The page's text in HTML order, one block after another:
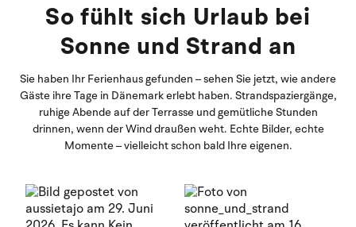
So fühlt sich Urlaub bei
Sonne und Strand an
Sie haben Ihr Ferienhaus gefunden – sehen Sie jetzt, wie andere
Gäste ihre Tage in Dänemark erlebt haben. Strandspaziergänge,
ruhige Abende auf der Terrasse und gemütliche Stunden
drinnen, wenn der Wind draußen weht. Echte Bilder, echte
Momente – vielleicht schon bald Ihre eigenen.